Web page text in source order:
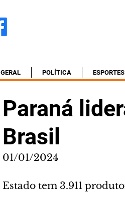
GERAL POLÍTICA ESPORTES
Paraná
Brasil
01/01/2024
Estado tem 3.911